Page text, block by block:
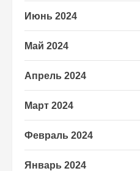
Июнь 2024
Май 2024
Апрель 2024
Март 2024
Февраль 2024
Январь 2024